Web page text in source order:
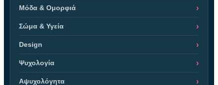
Μόδα & Ομορφιά
Σώμα & Υγεία
Design
Ψυχολογία
Αψυχολόγητα